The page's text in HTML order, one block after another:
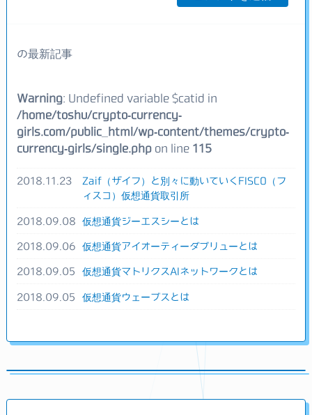
の最新記事
Warning: Undefined variable $catid in
/home/toshu/crypto-currency-
girls.com/public_html/wp-content/themes/crypto-
currency-girls/single.php on line 115
2018.11.23
Zaif（ザイフ）と別々に動いていくFISCO（フ
ィスコ）仮想通貨取引所
2018.09.08 仮想通貨ジーエスシーとは
2018.09.06 仮想通貨アイオーティーダブリューとは
2018.09.05 仮想通貨マトリクスAIネットワークとは
2018.09.05 仮想通貨ウェーブスとは